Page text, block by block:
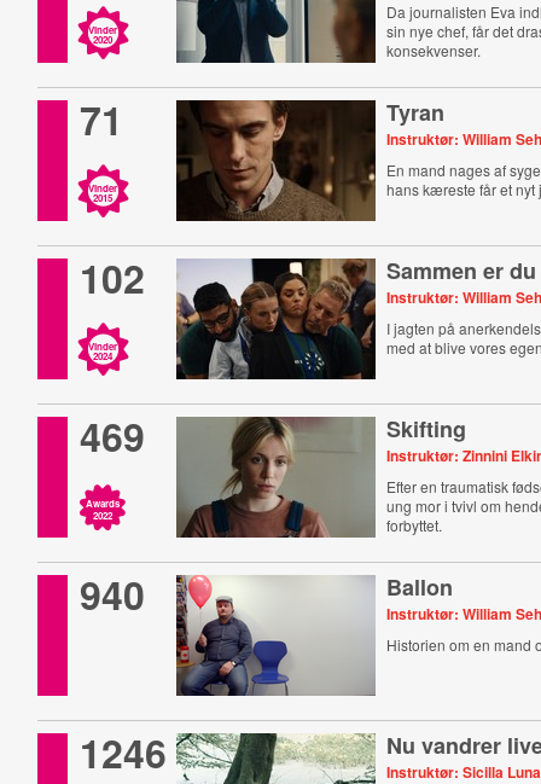
Vinder
2020
Da journalisten Eva
sin nye chef, får det
konsekvenser.
71
Vinder
2015
Tyran
Instruktør: William
En mand nages af
hans kæreste får et nyt
102
Vinder
2024
Sammen er
Instruktør: William
I jagten på
med at blive vores
469
Awards
2022
Skifting
Instruktør: Zinnini
Efter en traumatisk
ung mor i tvivl om
forbyttet.
940 Ballon
Instruktør: William
Historien om en mand
1246 Nu vandrer
Instruktør: Sicilla Luna